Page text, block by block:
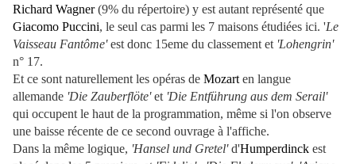
Richard Wagner(9% du répertoire) y est autant représenté que
Giacomo Puccini, le seul cas parmi les 7 maisons étudiées ici. 'Le
Vaisseau Fantôme'est donc 15eme du classement et 'Lohengrin'
n° 17.
Et ce sont naturellement les opéras de Mozart en langue
allemande 'Die Zauberflöte'et 'Die Entführung aus dem Serail'
qui occupent le haut de la programmation, même si l'on observe
une baisse récente de ce second ouvrage à l'affiche.
Dans la même logique, 'Hansel und Gretel'd'Humperdinck est